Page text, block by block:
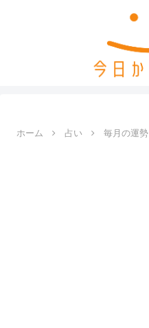
ホーム 占い 毎月の運勢